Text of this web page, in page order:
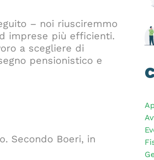
– noi riusciremmo
imprese più efficienti.
a scegliere di
pensionistico e
Secondo Boeri, in